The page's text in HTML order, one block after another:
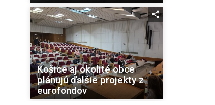
Košice aj okolité obce
plánujú ďalšie projekty z
eurofondov